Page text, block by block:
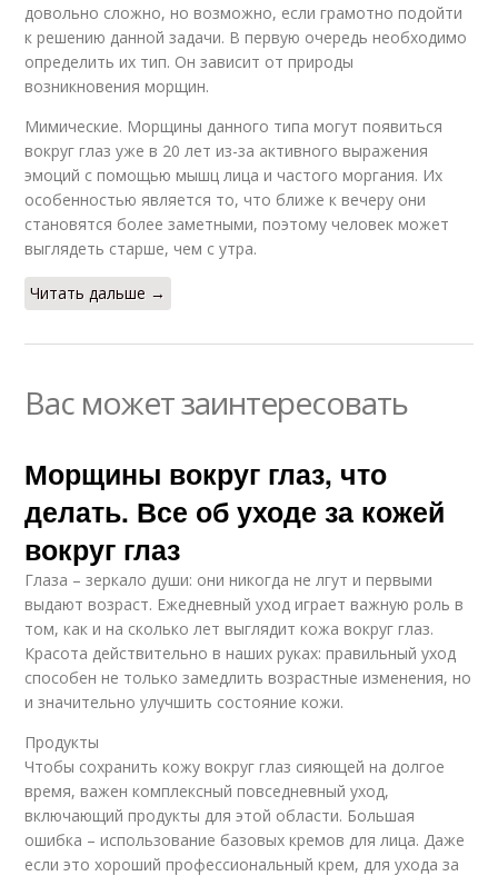
довольно сложно, но возможно, если грамотно подойти
к решению данной задачи. В первую очередь необходимо
определить их тип. Он зависит от природы
возникновения морщин.
Мимические. Морщины данного типа могут появиться
вокруг глаз уже в 20 лет из-за активного выражения
эмоций с помощью мышц лица и частого моргания. Их
особенностью является то, что ближе к вечеру они
становятся более заметными, поэтому человек может
выглядеть старше, чем с утра.
Читать дальше →
Вас может заинтересовать
Морщины вокруг глаз, что
делать. Все об уходе за кожей
вокруг глаз
Глаза – зеркало души: они никогда не лгут и первыми
выдают возраст. Ежедневный уход играет важную роль в
том, как и на сколько лет выглядит кожа вокруг глаз.
Красота действительно в наших руках: правильный уход
способен не только замедлить возрастные изменения, но
и значительно улучшить состояние кожи.
Продукты
Чтобы сохранить кожу вокруг глаз сияющей на долгое
время, важен комплексный повседневный уход,
включающий продукты для этой области. Большая
ошибка – использование базовых кремов для лица. Даже
если это хороший профессиональный крем, для ухода за